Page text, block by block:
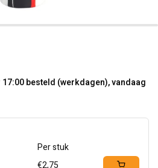
besteld (werkdagen), vandaag
Per stuk
€2,75